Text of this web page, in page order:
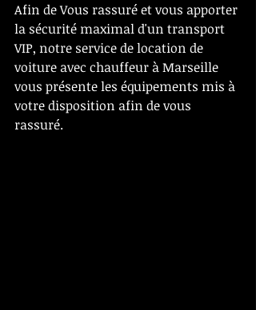
Afin de Vous rassuré et vous apporter
la sécurité maximal d'un transport
VIP, notre service de location de
voiture avec chauffeur à Marseille
vous présente les équipements mis à
votre disposition afin de vous
rassuré.